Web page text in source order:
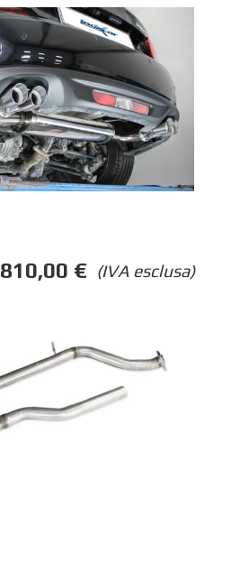
(IVA esclusa)
810,00 €